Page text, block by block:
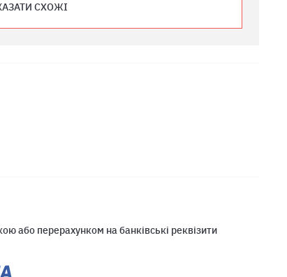
СХОЖІ
або перерахунком на банківські реквізити